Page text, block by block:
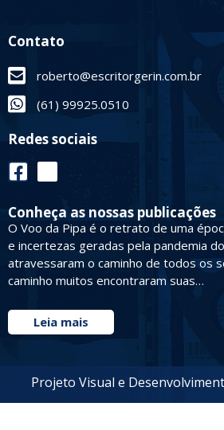
Contato
roberto@escritorgerin.com.br
(61) 99925.0510
Redes sociais
Conheça as nossas publicações
O Voo da Pipa é o retrato de uma
e incertezas geradas pela pandemia
atravessaram o caminho de todos os
caminho muitos encontraram suas…
Leia mais
Projeto Visual e